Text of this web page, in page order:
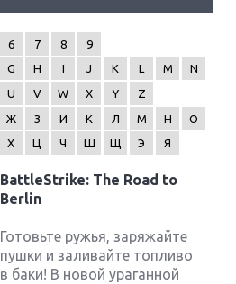
6 7 8
9
G H I J K L M
N
U V W X Y
Z
Ж З И К Л М Н
О
Х Ц Ч Ш Щ Э Я
BattleStrike: The Road to
Berlin
Готовьте ружья, заряжайте
пушки и заливайте топливо
в баки! В новой ураганной